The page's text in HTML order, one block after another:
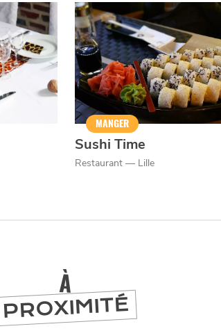
MANGER
Sushi Time
Restaurant — Lille
À
PROXIMITÉ